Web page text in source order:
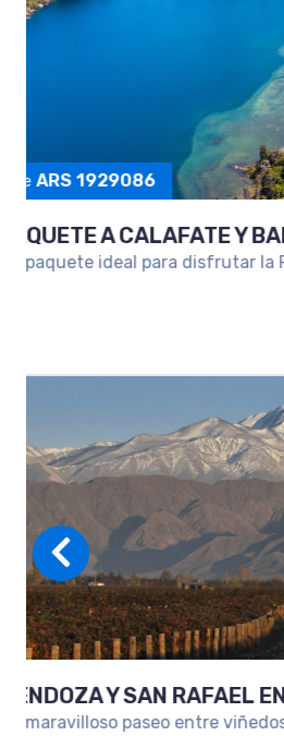
PAQUETE A SALTA Y
Una escapada para
SKI EN USHUAIA
Ski en Ushuaia: viví la